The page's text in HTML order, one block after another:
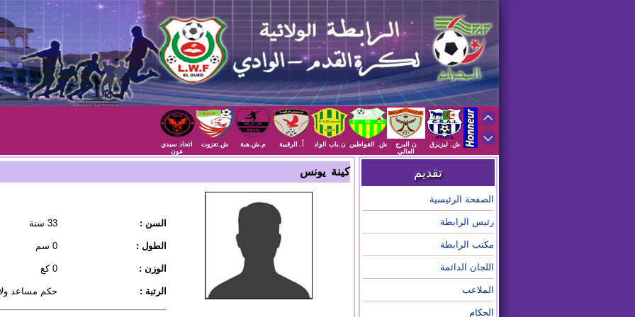
ش. ليزيرق
ن البرج
العالي
ش. القواطين ن.باب الواد أ. الرقيبة م.ش.هبة ش.تغزوت
اتحاد سيدي
عون
تقديم
الصفحة الرئيسية
رئيس الرابطة
مكتب الرابطة
اللجان الدائمة
الملاعب
الحكام
كينة يونس
السن : 33 سنة
الطول : 0 سم
الوزن : 0 كغ
الرتبة : حكم مساعد